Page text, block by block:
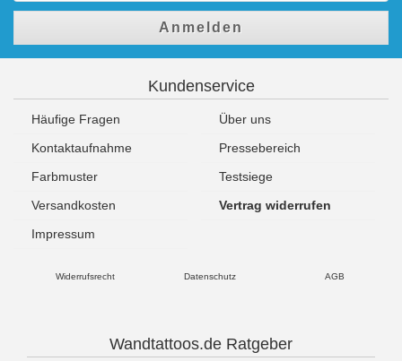
Anmelden
Kundenservice
Häufige Fragen
Über uns
Kontaktaufnahme
Pressebereich
Farbmuster
Testsiege
Versandkosten
Vertrag widerrufen
Impressum
Widerrufsrecht Datenschutz AGB
Wandtattoos.de Ratgeber